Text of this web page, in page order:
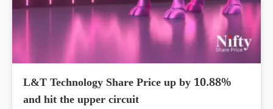
L&T Technology Share Price up by 10.88%
and hit the upper circuit